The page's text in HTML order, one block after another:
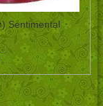
Sentimental